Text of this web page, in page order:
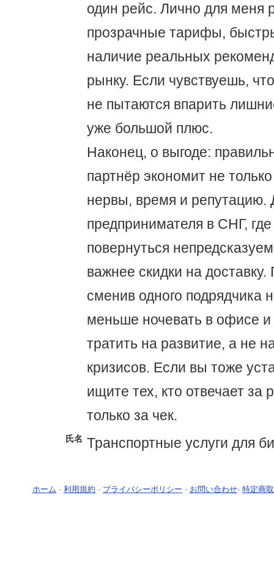
один рейс. Лично для меня
прозрачные тарифы,
наличие реальных
рынку. Если чувствуешь,
не пытаются впарить
уже большой плюс.
Наконец, о выгоде:
партнёр экономит не
нервы, время и репутацию.
предпринимателя в СНГ,
повернуться
важнее скидки на
сменив одного подрядчика
меньше ночевать в офисе
тратить на развитие, а не
кризисов. Если вы тоже
ищите тех, кто отвечает за
только за чек.
氏名 Транспортные услуги для
ホーム - 利用規約 - プライバシーポリシー - お問い合わせ- 特定商